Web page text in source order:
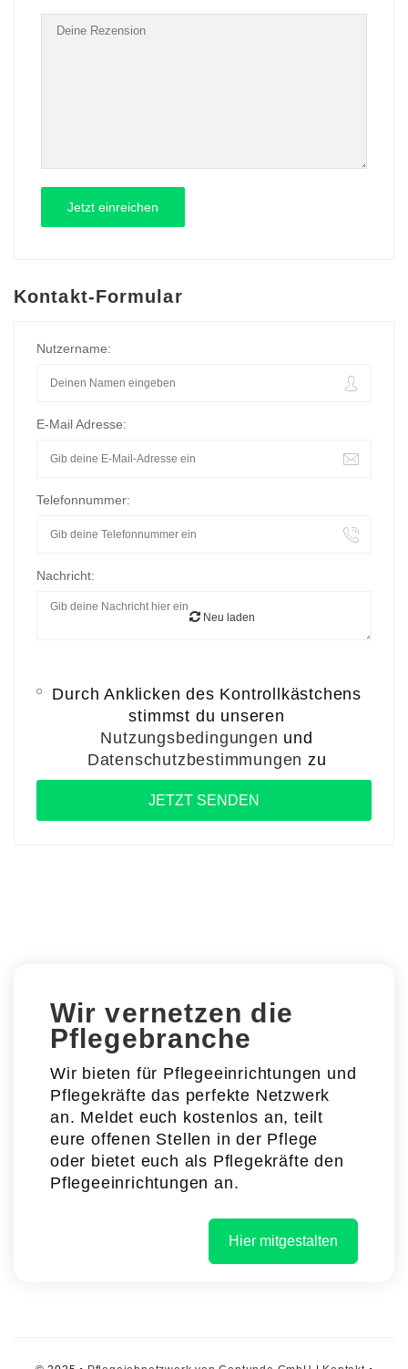
Kontakt-Formular
Nutzername:
E-Mail Adresse:
Telefonnummer:
Nachricht:
Neu laden
Durch Anklicken des Kontrollkästchens
stimmst du unseren
Nutzungsbedingungen und
Datenschutzbestimmungen zu
Wir vernetzen die
Pflegebranche
Wir bieten für Pflegeeinrichtungen und
Pflegekräfte das perfekte Netzwerk
an. Meldet euch kostenlos an, teilt
eure offenen Stellen in der Pflege
oder bietet euch als Pflegekräfte den
Pflegeeinrichtungen an.
Hier mitgestalten